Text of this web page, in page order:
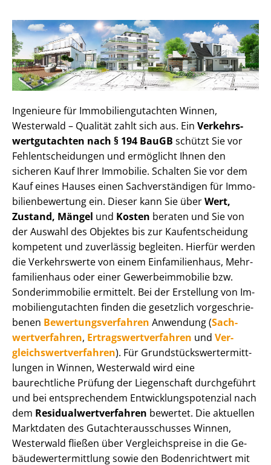
Ingenieure für Im­mo­bi­li­en­gut­ach­ten Winnen,
Westerwald – Qualität zahlt sich aus. Ein Ver­kehrs­
wert­gut­ach­ten nach § 194 BauGB schützt Sie vor
Fehl­ent­schei­dun­gen und ermöglicht Ihnen den
sicheren Kauf Ihrer Immobilie. Schalten Sie vor dem
Kauf eines Hauses einen Sach­ver­stän­di­gen für Im­mo­
bi­li­en­be­wer­tung ein. Dieser kann Sie überWert,
Zustand, Mängel und Kosten beraten und Sie von
der Auswahl des Objektes bis zur Kauf­ent­schei­dung
kompetent und zuverlässig begleiten. Hierfür werden
die Verkehrswerte von einem Einfamilienhaus, Mehr­
fa­mi­li­en­haus oder einer Ge­wer­be­im­mo­bi­lie bzw.
Sonderimmobilie ermittelt. Bei der Erstellung von Im­
mo­bi­li­en­gut­ach­ten finden die gesetzlich vor­ge­schrie­
be­nen Be­wer­tungs­ver­fah­ren Anwendung (Sach­
wert­ver­fah­ren, Er­trags­wert­ver­fah­ren und Ver­
gleichs­wert­ver­fah­ren). Für Grund­stücks­wert­ermitt­
lun­gen in Winnen, Westerwald wird eine
baurechtliche Prüfung der Liegenschaft durchgeführt
und bei entsprechendem Ent­wick­lungs­po­ten­zi­al nach
dem Re­si­du­al­wert­ver­fah­ren bewertet. Die aktuellen
Marktdaten des Gut­ach­ter­aus­schus­ses Winnen,
Westerwald fließen über Ver­gleichs­prei­se in die Ge­
bäu­de­wert­ermitt­lung sowie den Bodenrichtwert mit